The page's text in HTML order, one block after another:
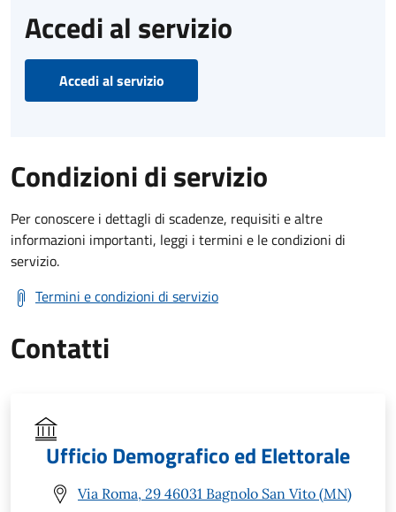
Accedi al servizio
Accedi al servizio
Condizioni di servizio
Per conoscere i dettagli di scadenze, requisiti e altre
informazioni importanti, leggi i termini e le condizioni di
servizio.
Termini e condizioni di servizio
Contatti
Ufficio Demografico ed Elettorale
Via Roma, 29 46031 Bagnolo San Vito (MN)